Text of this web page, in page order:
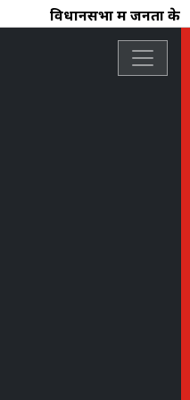
विधानसभा में जनता के